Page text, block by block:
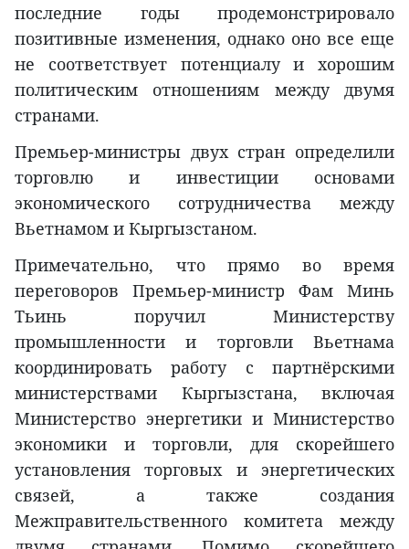
последние годы продемонстрировало
позитивные изменения, однако оно все еще
не соответствует потенциалу и хорошим
политическим отношениям между двумя
странами.
Премьер-министры двух стран определили
торговлю и инвестиции основами
экономического сотрудничества между
Вьетнамом и Кыргызстаном.
Примечательно, что прямо во время
переговоров Премьер-министр Фам Минь
Тьинь поручил Министерству
промышленности и торговли Вьетнама
координировать работу с партнёрскими
министерствами Кыргызстана, включая
Министерство энергетики и Министерство
экономики и торговли, для скорейшего
установления торговых и энергетических
связей, а также создания
Межправительственного комитета между